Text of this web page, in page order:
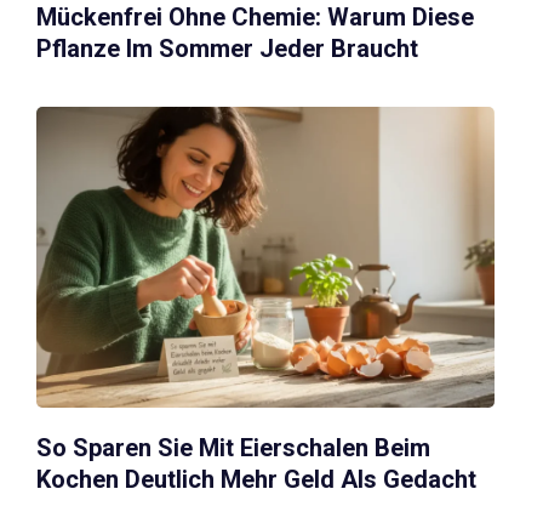
Mückenfrei Ohne Chemie: Warum Diese
Pflanze Im Sommer Jeder Braucht
So Sparen Sie Mit Eierschalen Beim
Kochen Deutlich Mehr Geld Als Gedacht